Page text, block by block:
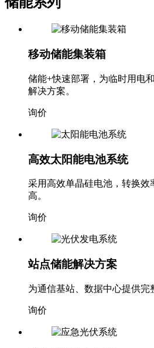
移动储能集装箱
储能+快速部署，为临时用电
解决方案。
询价
高效太阳能电池系统
采用高效单晶硅电池，转换效
高。
询价
站点储能解决方案
为通信基站、数据中心提供完
询价